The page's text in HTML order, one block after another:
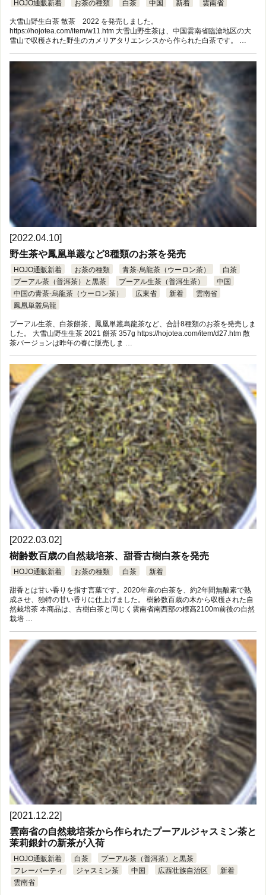
HOJO通販新着 お茶の種類 白茶 中国 新着 雲南省
大雪山野生白茶 散茶 2022 を発売しました。
https://hojotea.com/item/w11.htm 大雪山野生茶は、中国雲南省臨滄地区の大
雪山で収穫された野生のカメリアタリエンシスから作られた白茶です。 …
[2022.04.10]
野生茶や鳳凰単叢など8種類のお茶を発売
HOJO通販新着 お茶の種類 青茶-烏龍茶（ウーロン茶）
白茶
プーアル茶（普洱茶）と黒茶
プーアル生茶（普洱生茶）
中国
中国の青茶-烏龍茶（ウーロン茶）
広東省 新着
雲南省
鳳凰単叢烏龍
プーアル生茶、白茶餅茶、鳳凰単叢烏龍茶など、合計8種類のお茶を発売しま
した。 大雪山野生生茶 2021 餅茶 357g https://hojotea.com/item/d27.htm 散
茶バージョンは昨年の春に販売しま …
[2022.03.02]
樹齢数百歳の自然栽培茶、甜香古樹白茶を発売
HOJO通販新着 お茶の種類 白茶 新着
甜香とは甘い香りを指す言葉です。2020年産の白茶を、約2年間無酸素で熟
成させ、独特の甘い香りに仕上げました。 樹齢数百歳の木から収穫された自
然栽培茶 本商品は、古樹白茶と同じく雲南省南西部の標高2100m前後の自然
栽培 …
[2021.12.22]
雲南省の自然栽培茶から作られたプーアルジャスミン茶と
茉莉銀針の新茶が入荷
HOJO通販新着 白茶
プーアル茶（普洱茶）と黒茶
フレーバーティ
ジャスミン茶 中国 広西壮族自治区
新着
雲南省